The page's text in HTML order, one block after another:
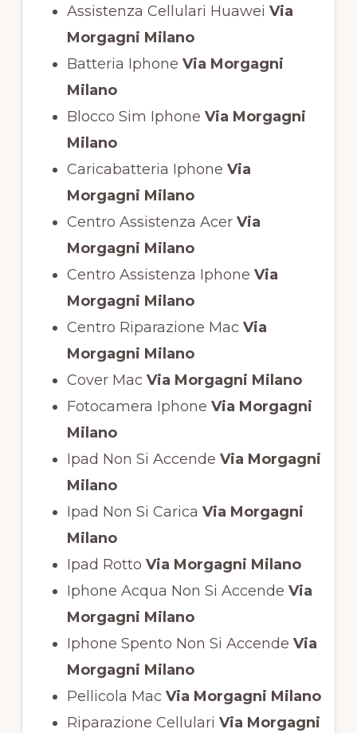
Assistenza Cellulari Huawei Via
Morgagni Milano
Batteria Iphone Via Morgagni
Milano
Blocco Sim Iphone Via Morgagni
Milano
Caricabatteria Iphone Via
Morgagni Milano
Centro Assistenza AcerVia
Morgagni Milano
Centro Assistenza Iphone Via
Morgagni Milano
Centro Riparazione Mac Via
Morgagni Milano
Cover Mac Via Morgagni Milano
Fotocamera Iphone Via Morgagni
Milano
Ipad Non Si Accende Via Morgagni
Milano
Ipad Non Si Carica Via Morgagni
Milano
Ipad Rotto Via Morgagni Milano
Iphone Acqua Non Si Accende Via
Morgagni Milano
Iphone Spento Non Si Accende Via
Morgagni Milano
Pellicola Mac Via Morgagni Milano
Riparazione Cellulari Via Morgagni